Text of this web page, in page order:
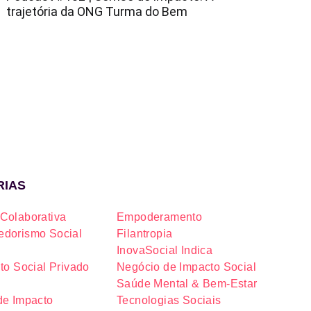
trajetória da ONG Turma do Bem
Empoderamento
Social
Filantropia
InovaSocial Indica
Social Privado
Negócio de Impacto Social
Saúde Mental & Bem-Estar
Impacto
Tecnologias Sociais